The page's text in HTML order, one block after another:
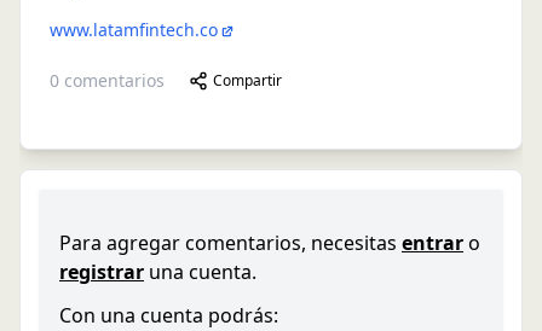
www.latamfintech.co
0 comentarios Compartir
Para agregar comentarios, necesitas entraro
registrar una cuenta.
Con una cuenta podrás: